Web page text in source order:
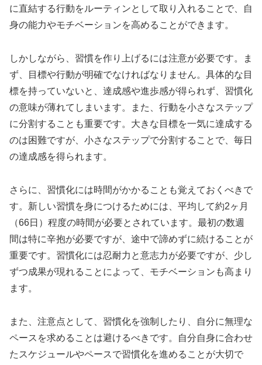
に直結する行動をルーティンとして取り入れることで、自
身の能力やモチベーションを高めることができます。
しかしながら、習慣を作り上げるには注意が必要です。ま
ず、目標や行動が明確でなければなりません。具体的な目
標を持っていないと、達成感や進歩感が得られず、習慣化
の意味が薄れてしまいます。また、行動を小さなステップ
に分割することも重要です。大きな目標を一気に達成する
のは困難ですが、小さなステップで分割することで、毎日
の達成感を得られます。
さらに、習慣化には時間がかかることも覚えておくべきで
す。新しい習慣を身につけるためには、平均して約2ヶ月
（66日）程度の時間が必要とされています。最初の数週
間は特に辛抱が必要ですが、途中で諦めずに続けることが
重要です。習慣化には忍耐力と意志力が必要ですが、少し
ずつ成果が現れることによって、モチベーションも高まり
ます。
また、注意点として、習慣化を強制したり、自分に無理な
ペースを求めることは避けるべきです。自分自身に合わせ
たスケジュールやペースで習慣化を進めることが大切で